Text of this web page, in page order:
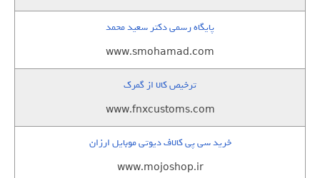
پایگاه رسمی دکتر سعید محمد
www.smohamad.com
ترخیص کالا از گمرک
www.fnxcustoms.com
خرید سی پی کالاف دیوتی موبایل ارزان
www.mojoshop.ir